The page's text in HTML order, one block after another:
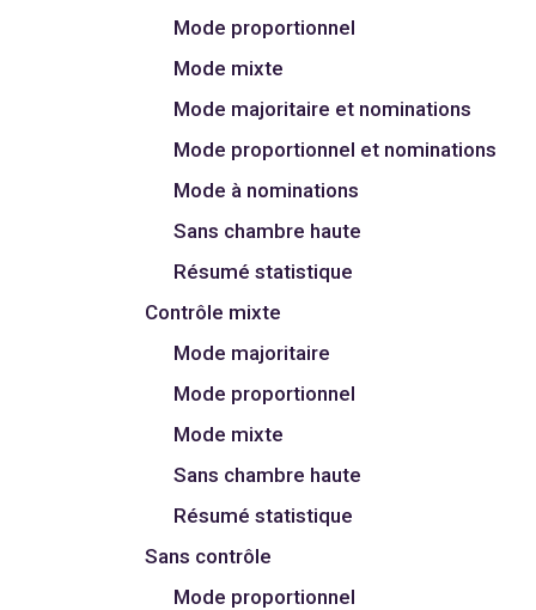
Mode proportionnel
Mode mixte
Mode majoritaire et nominations
Mode proportionnel et nominations
Mode à nominations
Sans chambre haute
Résumé statistique
Contrôle mixte
Mode majoritaire
Mode proportionnel
Mode mixte
Sans chambre haute
Résumé statistique
Sans contrôle
Mode proportionnel